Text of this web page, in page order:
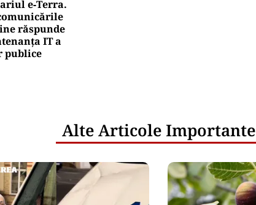
e‑Terra.
răspunde
IT a
Alte Articole Importante